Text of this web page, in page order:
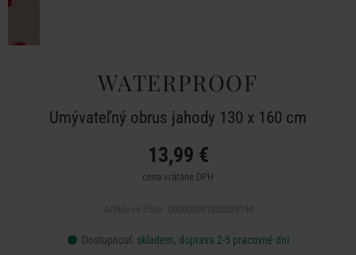
WATERPROOF
Umývateľný obrus jahody 130 x 160 cm
13,99 €
cena vrátane DPH
Dostupnosť: skladem, doprava 2-5 pracovné dni